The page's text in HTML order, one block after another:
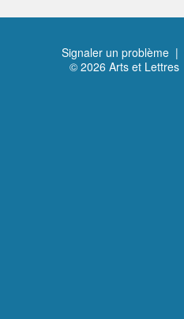
Signaler un problème |
© 2026 Arts et Lettres